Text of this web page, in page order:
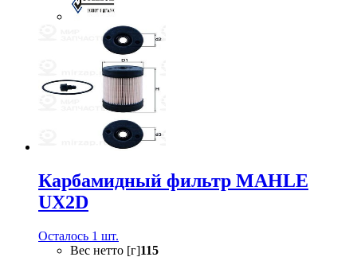
Карбамидный фильтр MAHLE
UX2D
Осталось 1 шт.
Вес нетто [г]115